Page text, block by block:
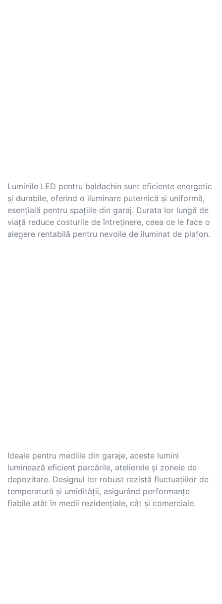
Luminile LED pentru baldachin sunt eficiente energetic
și durabile, oferind o iluminare puternică și uniformă,
esențială pentru spațiile din garaj. Durata lor lungă de
viață reduce costurile de întreținere, ceea ce le face o
alegere rentabilă pentru nevoile de iluminat de plafon.
Ideale pentru mediile din garaje, aceste lumini
luminează eficient parcările, atelierele și zonele de
depozitare. Designul lor robust rezistă fluctuațiilor de
temperatură și umidității, asigurând performanțe
fiabile atât în ​​medii rezidențiale, cât și comerciale.